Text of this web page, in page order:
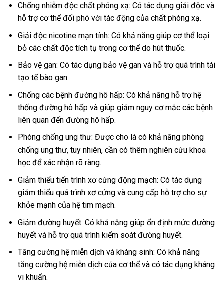
Chống nhiễm độc chất phóng xạ: Có tác dụng giải độc và
hỗ trợ cơ thể đối phó với tác động của chất phóng xạ.
Giải độc nicotine mạn tính: Có khả năng giúp cơ thể loại
bỏ các chất độc tích tụ trong cơ thể do hút thuốc.
Bảo vệ gan: Có tác dụng bảo vệ gan và hỗ trợ quá trình tái
tạo tế bào gan.
Chống các bệnh đường hô hấp: Có khả năng hỗ trợ hệ
thống đường hô hấp và giúp giảm nguy cơ mắc các bệnh
liên quan đến đường hô hấp.
Phòng chống ung thư: Được cho là có khả năng phòng
chống ung thư, tuy nhiên, cần có thêm nghiên cứu khoa
học để xác nhận rõ ràng.
Giảm thiểu tiến trình xơ cứng động mạch: Có tác dụng
giảm thiểu quá trình xơ cứng và cung cấp hỗ trợ cho sự
khỏe mạnh của hệ tim mạch.
Giảm đường huyết: Có khả năng giúp ổn định mức đường
huyết và hỗ trợ quá trình kiểm soát đường huyết.
Tăng cường hệ miễn dịch và kháng sinh: Có khả năng
tăng cường hệ miễn dịch của cơ thể và có tác dụng kháng
vi khuẩn.